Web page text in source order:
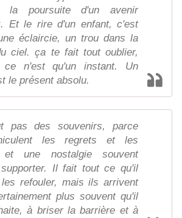
la poursuite d'un avenir
Et le rire d'un enfant, c'est
éclaircie, un trou dans la
ciel. ça te fait tout oublier,
n'est qu'un instant. Un
le présent absolu.
pas des souvenirs, parce
les regrets et les
et une nostalgie souvent
Il fait tout ce qu'il
refouler, mais ils arrivent
plus souvent qu'il
à briser la barrière et à